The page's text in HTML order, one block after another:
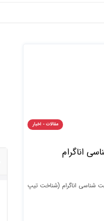
مقالات - اخبار
اناگرام
شناسی اناگرام (شناخت تیپ